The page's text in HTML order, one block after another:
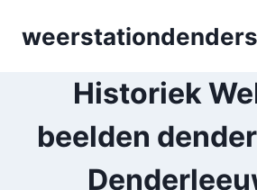
Historiek
beelden